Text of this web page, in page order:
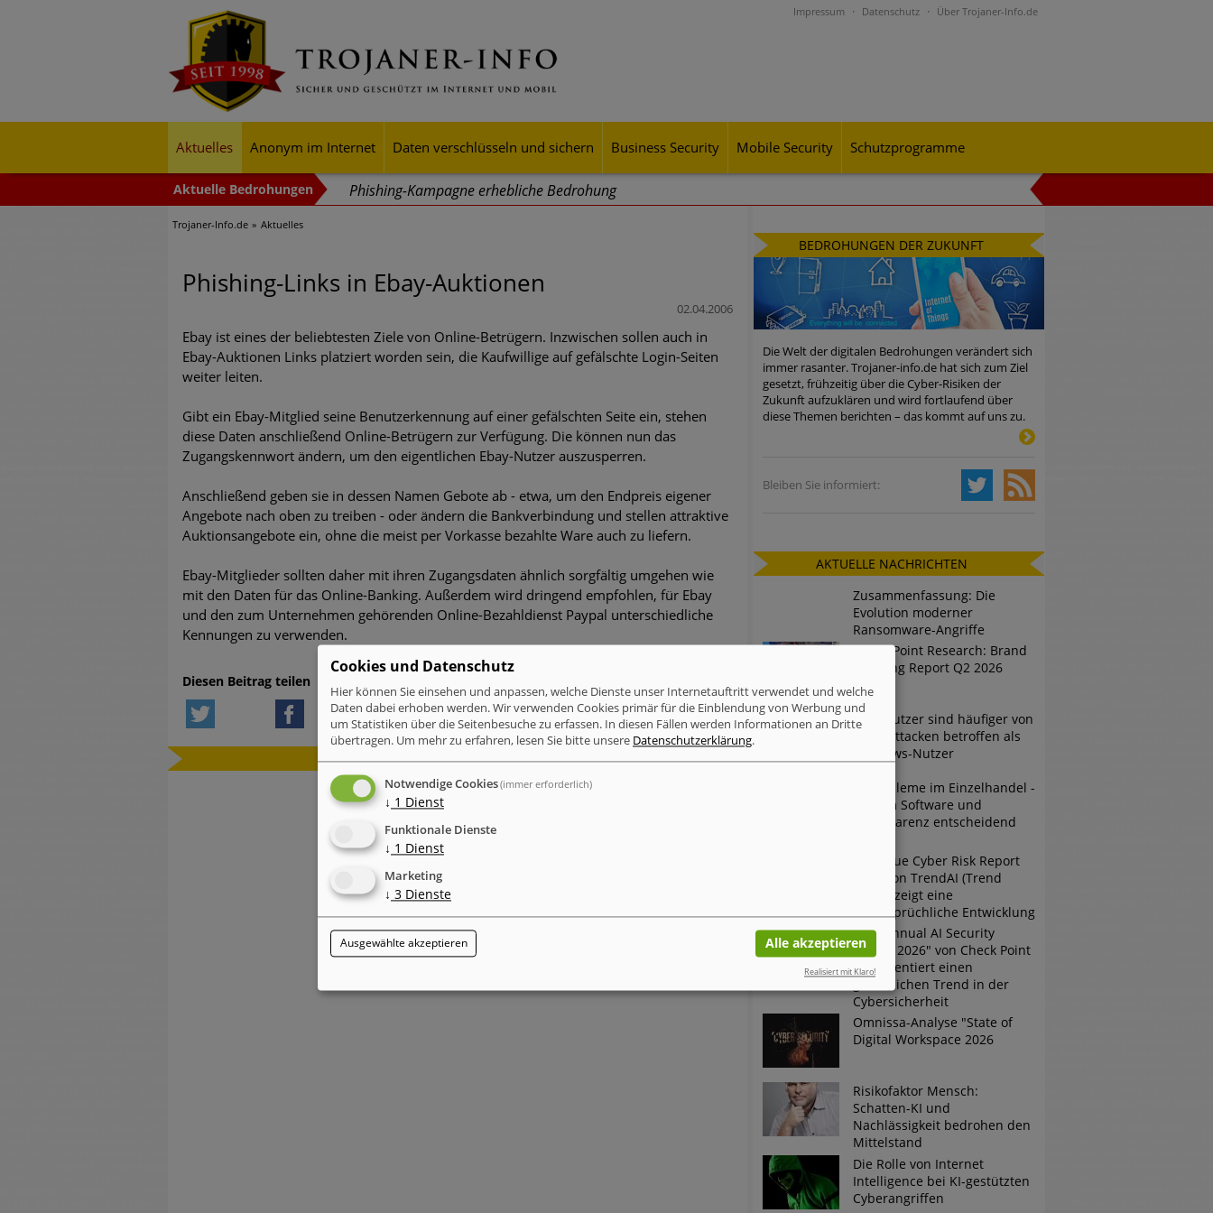
Impressum Datenschutz Über Trojaner-Info.de
Aktuelles Anonym im Internet Daten verschlüsseln und sichern Business Security Mobile Security Schutzprogramme
Phishing-Kampagne erhebliche Bedrohung
Trends bei Cyber Crimes 2024: Experten rechnen mit neue Welle an Social-Engineering-Betrugsmaschen und
Exponentiell wachsende Risiken, eine immer unübersichtlichere Cyber-Bedrohungslage – was CISOs jetzt für
Digitale Assets aller Arten im Fokus der aktuellen Cyber-Bedrohungen
Ungebremster Aufstieg: Mega-Ransomware. Deutsche Unternehmen dürfen Bedrohungspotential nicht
unterschätzen
Weiterentwicklung der HTTP-basierten Cyberangriffe lässt Experten vor Tsunami bei Web-DDoS-Angriffen
Phishing-Trend: Führungskräfte im Visier. Was hilft gegen Harpoon Whaling?
Aktuelle Phishing-Kampagnen mit großen Markennamen – Amazon hat nun reagiert
Fake-Unternehmensprofile auf LinkedIn: Unternehmen und Nutzer im Visier der Datendiebe
Cyber Experience Center in Augsburg
Trojaner-Info.de Aktuelles
Phishing-Links in Ebay-Auktionen
02.04.2006
Ebay ist eines der beliebtesten Ziele von Online-Betrügern. Inzwischen sollen auch in
Ebay-Auktionen Links platziert worden sein, die Kaufwillige auf gefälschte Login-Seiten
weiter leiten.
Gibt ein Ebay-Mitglied seine Benutzerkennung auf einer gefälschten Seite ein, stehen
diese Daten anschließend Online-Betrügern zur Verfügung. Die können nun das
Zugangskennwort ändern, um den eigentlichen Ebay-Nutzer auszusperren.
Anschließend geben sie in dessen Namen Gebote ab - etwa, um den Endpreis eigener
Angebote nach oben zu treiben - oder ändern die Bankverbindung und stellen attraktive
Auktionsangebote ein, ohne die meist per Vorkasse bezahlte Ware auch zu liefern.
Ebay-Mitglieder sollten daher mit ihren Zugangsdaten ähnlich sorgfältig umgehen wie
mit den Daten für das Online-Banking. Außerdem wird dringend empfohlen, für Ebay
und den zum Unternehmen gehörenden Online-Bezahldienst Paypal unterschiedliche
Kennungen zu verwenden.
Diesen Beitrag teilen
Facebook LinkedIn Xing tumblr WhatsApp
WEITERE MELDUNGEN ZUM THEMA
BEDROHUNGEN DER ZUKUNFT
Die Welt der digitalen Bedrohungen verändert sich
immer rasanter. Trojaner-info.de hat sich zum Ziel
gesetzt, frühzeitig über die Cyber-Risiken der
Zukunft aufzuklären und wird fortlaufend über
diese Themen berichten – das kommt auf uns zu.
Bleiben Sie informiert:
AKTUELLE NACHRICHTEN
Zusammenfassung: Die
Evolution moderner
Ransomware-Angriffe
Check Point Research: Brand
Phishing Report Q2 2026
Mac-Nutzer sind häufiger von
Cyberattacken betroffen als
Windows-Nutzer
IT-Probleme im Einzelhandel -
Warum Software und
Transparenz entscheidend
Der neue Cyber Risk Report
2026 von TrendAI (Trend
Micro) zeigt eine
widersprüchliche Entwicklung
Der "Annual AI Security
Report 2026" von Check Point
dokumentiert einen
gefährlichen Trend in der
Cybersicherheit
Omnissa-Analyse "State of
Digital Workspace 2026
Risikofaktor Mensch:
Schatten-KI und
Nachlässigkeit bedrohen den
Mittelstand
Die Rolle von Internet
Intelligence bei KI-gestützten
Cyberangriffen
Cookies und Datenschutz
Hier können Sie einsehen und anpassen, welche Dienste unser Internetauftritt verwendet und welche
Daten dabei erhoben werden. Wir verwenden Cookies primär für die Einblendung von Werbung und
um Statistiken über die Seitenbesuche zu erfassen. In diesen Fällen werden Informationen an Dritte
übertragen. Um mehr zu erfahren, lesen Sie bitte unsere Datenschutzerklärung.
Notwendige Cookies(immer erforderlich)
↓ 1 Dienst
Funktionale Dienste
↓ 1 Dienst
Marketing
↓ 3 Dienste
Ausgewählte akzeptieren Alle akzeptieren
Realisiert mit Klaro!